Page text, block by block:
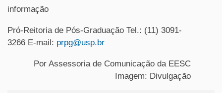
informação
Pró-Reitoria de Pós-Graduação Tel.: (11) 3091-
3266 E-mail: prpg@usp.br
Por Assessoria de Comunicação da EESC
Imagem: Divulgação